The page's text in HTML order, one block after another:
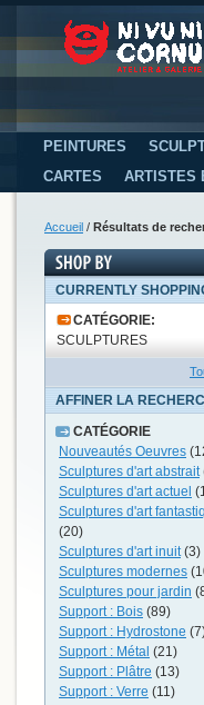
PEINTURES
CARTES
ARTISTES
Accueil / Résultats de
CURRENTLY
CATÉGORIE:
SCULPTURES
AFFINER LA
CATÉGORIE
Nouveautés Oeuvres
Sculptures d'art abstrait
Sculptures d'art actuel
Sculptures d'art
(20)
Sculptures d'art inuit(3)
Sculptures modernes
Sculptures pour jardin
Support : Bois (89)
Support : Hydrostone
Support : Métal (21)
Support : Plâtre (13)
Support : Verre (11)